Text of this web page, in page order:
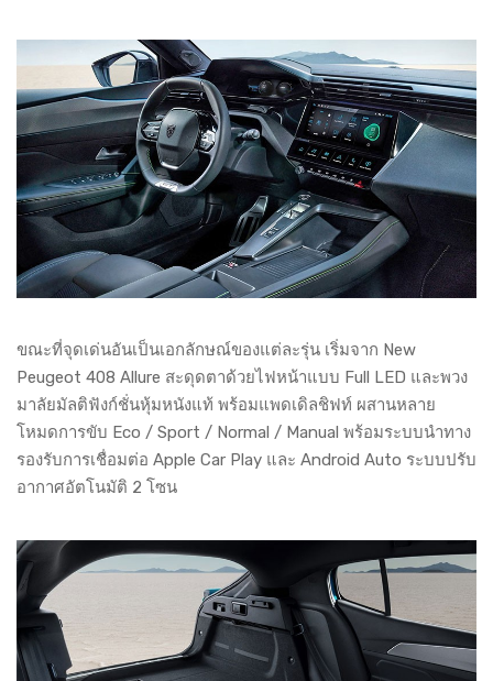
ขณะที่จุดเด่นอันเป็นเอกลักษณ์ของแต่ละรุ่น เริ่มจาก New
Peugeot 408 Allure สะดุดตาด้วยไฟหน้าแบบ Full LED และพวง
มาลัยมัลติฟังก์ชั่นหุ้มหนังแท้ พร้อมแพดเดิลชิฟท์ ผสานหลาย
โหมดการขับ Eco / Sport / Normal / Manual พร้อมระบบนำทาง
รองรับการเชื่อมต่อ Apple Car Play และ Android Auto ระบบปรับ
อากาศอัตโนมัติ 2 โซน